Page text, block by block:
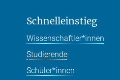
Schnelleinstieg
Wissenschaftler*innen
Studierende
Schüler*innen